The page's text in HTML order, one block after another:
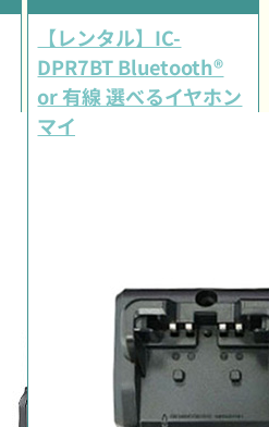
【レンタル】IC-
DPR7BT Bluetooth®
or 有線 選べるイヤホン
マイクタイプセット